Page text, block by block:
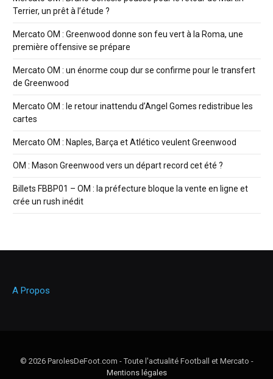
Terrier, un prêt à l’étude ?
Mercato OM : Greenwood donne son feu vert à la Roma, une
première offensive se prépare
Mercato OM : un énorme coup dur se confirme pour le transfert
de Greenwood
Mercato OM : le retour inattendu d’Angel Gomes redistribue les
cartes
Mercato OM : Naples, Barça et Atlético veulent Greenwood
OM : Mason Greenwood vers un départ record cet été ?
Billets FBBP01 – OM : la préfecture bloque la vente en ligne et
crée un rush inédit
A Propos
© 2026 ParolesDeFoot.com - Toute l'actualité Football et Mercato -
Mentions légales